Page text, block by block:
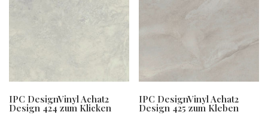
IPC DesignVinyl Achat2
Design 424 zum Klicken
IPC DesignVinyl Achat2
Design 425 zum Kleben